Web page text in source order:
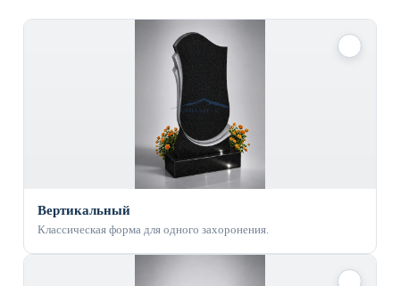
Вертикальный
Классическая форма для одного захоронения.